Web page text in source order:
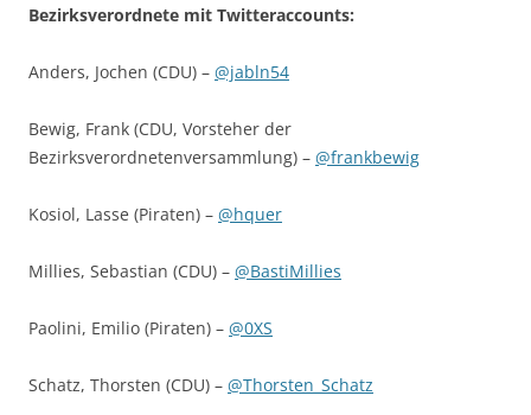
Bezirksverordnete mit Twitteraccounts:
Anders, Jochen (CDU) – @jabln54
Bewig, Frank (CDU, Vorsteher der
Bezirksverordnetenversammlung) – @frankbewig
Kosiol, Lasse (Piraten) – @hquer
Millies, Sebastian (CDU) – @BastiMillies
Paolini, Emilio (Piraten) – @0XS
Schatz, Thorsten (CDU) – @Thorsten_Schatz